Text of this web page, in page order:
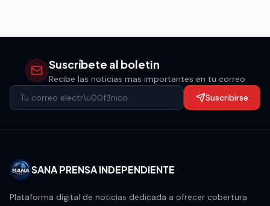
Suscríbete al boletin
Recibe las noticias mas importantes en tu correo
Suscribirse
SANA PRENSA INDEPENDIENTE
Plataforma digital de noticias dedicada a ofrecer cobertura